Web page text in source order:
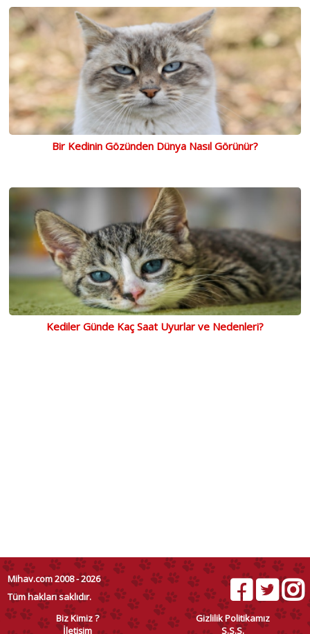
Bir Kedinin Gözünden Dünya Nasıl Görünür?
Kediler Günde Kaç Saat Uyurlar ve Nedenleri?
Mihav.com 2008 - 2026
Tüm hakları saklıdır.
Biz Kimiz ?
Gizlilik Politikamız
İletişim
S.S.S.